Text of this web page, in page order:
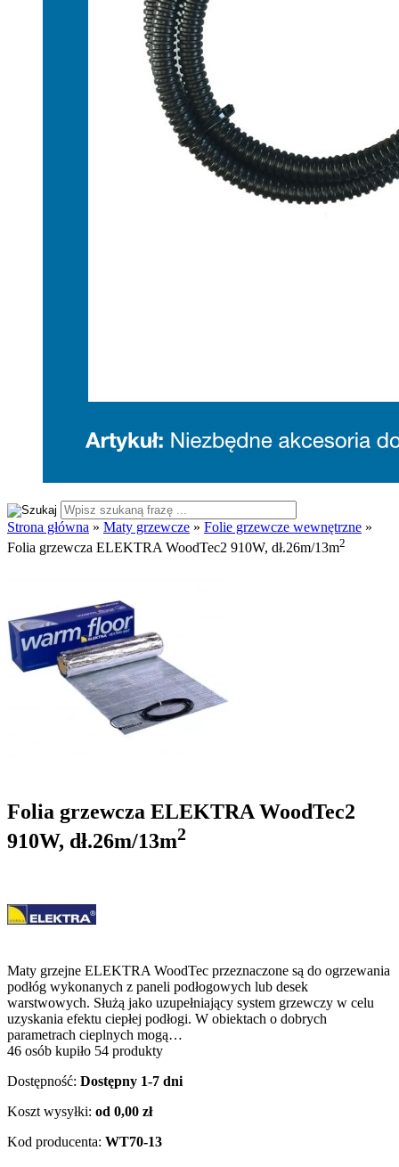
Strona główna » Maty grzewcze » Folie grzewcze wewnętrzne »
Folia grzewcza ELEKTRA WoodTec2 910W, dł.26m/13m2
Folia grzewcza ELEKTRA WoodTec2
910W, dł.26m/13m2
Maty grzejne ELEKTRA WoodTec przeznaczone są do ogrzewania
podłóg wykonanych z paneli podłogowych lub desek
warstwowych. Służą jako uzupełniający system grzewczy w celu
uzyskania efektu ciepłej podłogi. W obiektach o dobrych
parametrach cieplnych mogą…
46 osób kupiło 54 produkty
Dostępność: Dostępny 1-7 dni
Koszt wysyłki: od 0,00 zł
Kod producenta: WT70-13